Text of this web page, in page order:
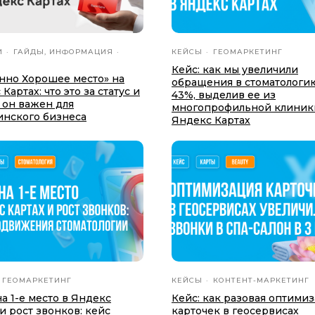
ГАЙДЫ, ИНФОРМАЦИЯ
Хорошее место» на
что это за статус и
важен для
бизнеса
КЕЙСЫ ГЕОМАРКЕТИНГ
Кейс: как мы увеличили
обращения в
43%, выделив еe из
многопрофильной
Яндекс Картах
ГЕОМАРКЕТИНГ
1-е место в Яндекс
рост звонков: кейс
КЕЙСЫ КОНТЕНТ-МАРКЕТИНГ
Кейс: как разовая
карточек в геосервисах